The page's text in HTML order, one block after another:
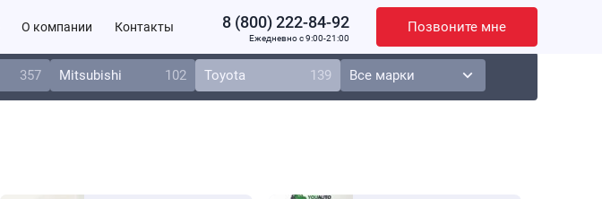
О компании Контакты 8 (800) 222-84-92
Ежедневно c 9:00-21:00
Позвоните мне
357 Mitsubishi 102 Toyota 139